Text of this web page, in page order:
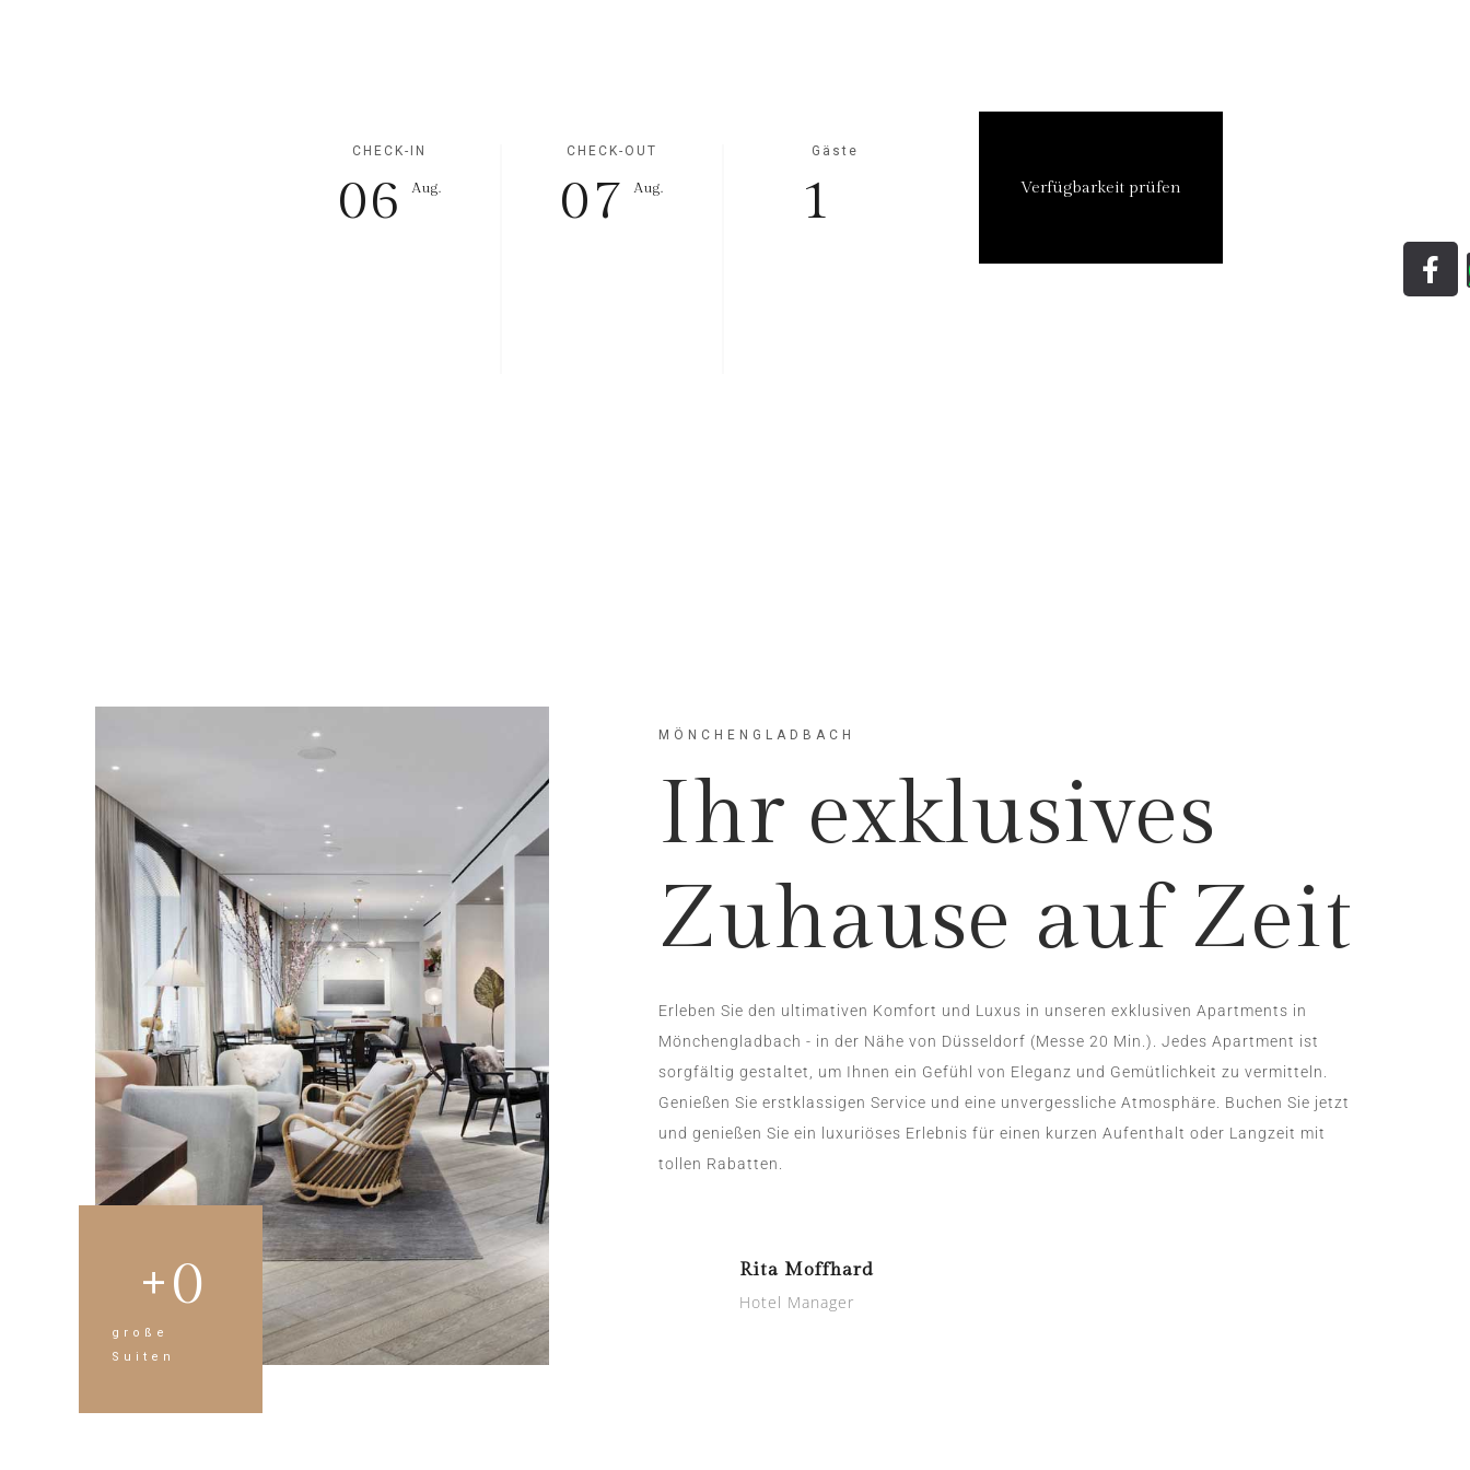
CHECK-IN
06 Aug.
CHECK-OUT
07 Aug.
Gäste
1
MÖNCHENGLADBACH
Ihr exklusives
Zuhause auf Zeit
Erleben Sie den ultimativen Komfort und Luxus in unseren exklusiven Apartments in
Mönchengladbach - in der Nähe von Düsseldorf (Messe 20 Min.). Jedes Apartment ist
sorgfältig gestaltet, um Ihnen ein Gefühl von Eleganz und Gemütlichkeit zu vermitteln.
Genießen Sie erstklassigen Service und eine unvergessliche Atmosphäre. Buchen Sie jetzt
und genießen Sie ein luxuriöses Erlebnis für einen kurzen Aufenthalt oder Langzeit mit
tollen Rabatten.
Rita Moffhard
Hotel Manager
große
Suiten
+0